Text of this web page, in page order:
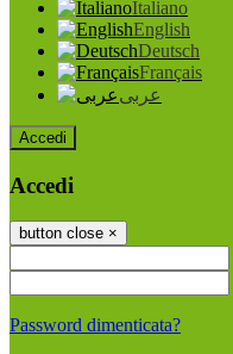
Italiano
English
Deutsch
Français
عربى
Accedi
Accedi
button close ×
Password dimenticata?